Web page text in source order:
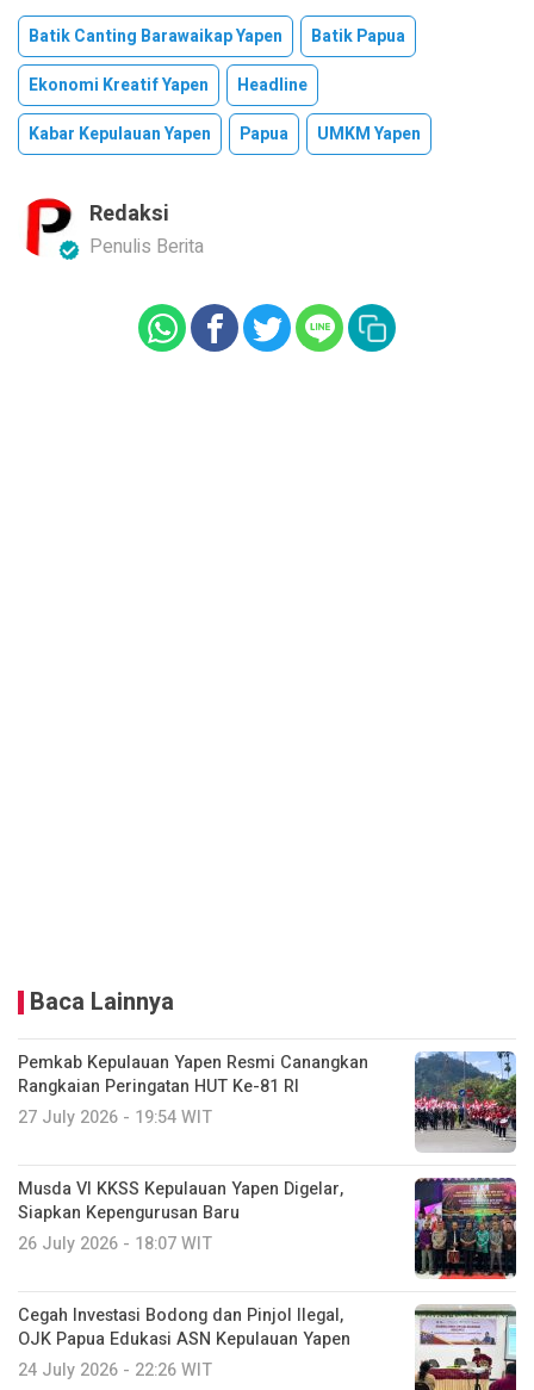
Batik Canting Barawaikap Yapen
Batik Papua
Ekonomi Kreatif Yapen
Headline
Kabar Kepulauan Yapen
Papua UMKM Yapen
Redaksi
Penulis Berita
Baca Lainnya
Pemkab Kepulauan Yapen Resmi Canangkan
Rangkaian Peringatan HUT Ke-81 RI
27 July 2026 - 19:54 WIT
Musda VI KKSS Kepulauan Yapen Digelar,
Siapkan Kepengurusan Baru
26 July 2026 - 18:07 WIT
Cegah Investasi Bodong dan Pinjol Ilegal,
OJK Papua Edukasi ASN Kepulauan Yapen
24 July 2026 - 22:26 WIT